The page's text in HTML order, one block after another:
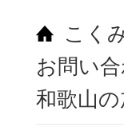
こく
お問い
和歌山